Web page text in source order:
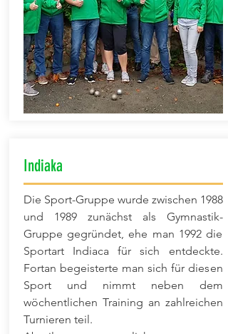
Indiaka
Die Sport-Gruppe wurde zwischen 1988
und 1989 zunächst als Gymnastik-
Gruppe gegründet, ehe man 1992 die
Sportart Indiaca für sich entdeckte.
Fortan begeisterte man sich für diesen
Sport und nimmt neben dem
wöchentlichen Training an zahlreichen
Turnieren teil.